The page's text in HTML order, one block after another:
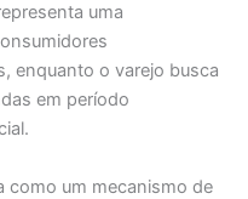
uma
enquanto o varejo busca
em período
como um mecanismo de